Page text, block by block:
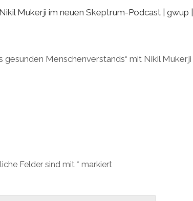
Mukerji im neuen Skeptrum-Podcast | gwup |
Menschenverstands“ mit Nikil Mukerji
Felder sind mit * markiert